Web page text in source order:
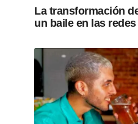
La transformación
un baile en las